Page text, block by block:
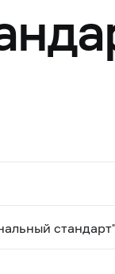
стандарт"